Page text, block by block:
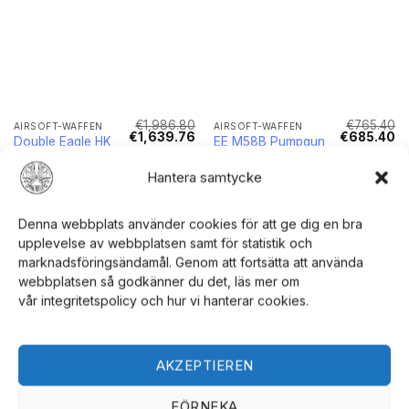
Hantera samtycke
Denna webbplats använder cookies för att ge dig en bra
upplevelse av webbplatsen samt för statistik och
marknadsföringsändamål. Genom att fortsätta att använda
webbplatsen så godkänner du det, läs mer om
vår integritetspolicy och hur vi hanterar cookies.
AKZEPTIEREN
AIRSOFT-WAFFEN
Double Eagle HK
UMP 6mm
Airsoft Nachbau
€1,986.80
Ursprünglicher
Preis
€1,986.80
€1,639.76 Aktueller
Preis
€1,639.76.
OPTIONEN AUSWÄHLEN
AIRSOFT-WAFFEN
EE M58B Pumpgun
6mm -
Federbetrieben
€765.40
€765.40
€685.40
OPTIONEN AUSWÄHLEN